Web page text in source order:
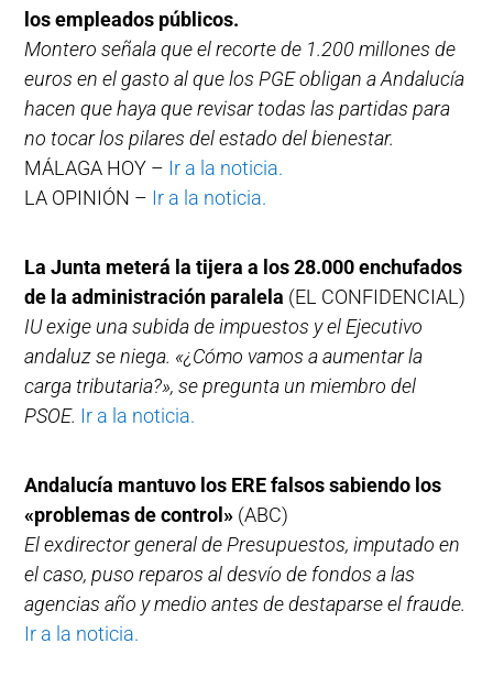
los empleados públicos.
Montero señala que el recorte de 1.200 millones de
euros en el gasto al que los PGE obligan a Andalucía
hacen que haya que revisar todas las partidas para
no tocar los pilares del estado del bienestar.
MÁLAGA HOY – Ir a la noticia.
LA OPINIÓN – Ir a la noticia.
La Junta meterá la tijera a los 28.000 enchufados
de la administración paralela (EL CONFIDENCIAL)
IU exige una subida de impuestos y el Ejecutivo
andaluz se niega. «¿Cómo vamos a aumentar la
carga tributaria?», se pregunta un miembro del
PSOE. Ir a la noticia.
Andalucía mantuvo los ERE falsos sabiendo los
«problemas de control» (ABC)
El exdirector general de Presupuestos, imputado en
el caso, puso reparos al desvío de fondos a las
agencias año y medio antes de destaparse el fraude.
Ir a la noticia.